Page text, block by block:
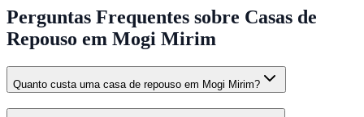
Perguntas Frequentes sobre Casas de
Repouso em Mogi Mirim
Quanto custa uma casa de repouso em Mogi Mirim?